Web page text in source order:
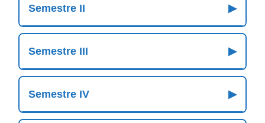
Semestre II ▶
Semestre III ▶
Semestre IV ▶